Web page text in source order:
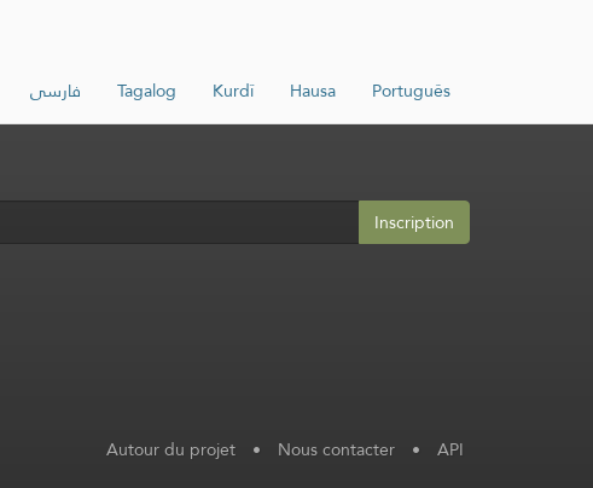
فارسی Tagalog Kurdî Hausa Português
Inscription
Autour du projet • Nous contacter • API